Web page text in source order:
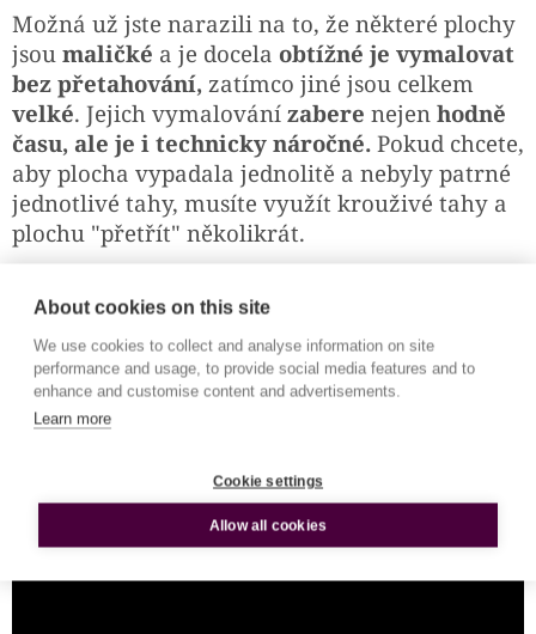
Možná už jste narazili na to, že některé plochy
jsou maličké a je docela obtížné je vymalovat
bez přetahování, zatímco jiné jsou celkem
velké. Jejich vymalování zabere nejen hodně
času, ale je i technicky náročné. Pokud chcete,
aby plocha vypadala jednolitě a nebyly patrné
jednotlivé tahy, musíte využít krouživé tahy a
plochu "přetřít" několikrát.
krásného efektu, jak snadno a rychle
vystínovat velkou plochu bez viditelných tahů.
Stačízkombinovat několik běžně dostupných
technik.
Kouzlíme na papíře
About cookies on this site
We use cookies to collect and analyse information on site
performance and usage, to provide social media features and to
enhance and customise content and advertisements.
Learn more
Cookie settings
Allow all cookies